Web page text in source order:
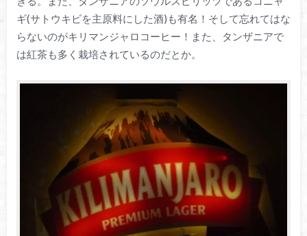
ギ(サトウキビを主原料にした酒)も有名！そして忘れてはな
らないのがキリマンジャロコーヒー！また、タンザニアで
は紅茶も多く栽培されているのだとか。